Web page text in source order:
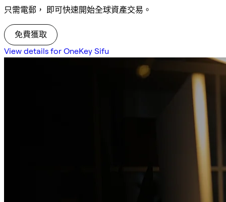
只需電郵， 即可快速開始全球資產交易。
免費獲取
View details for OneKey Sifu